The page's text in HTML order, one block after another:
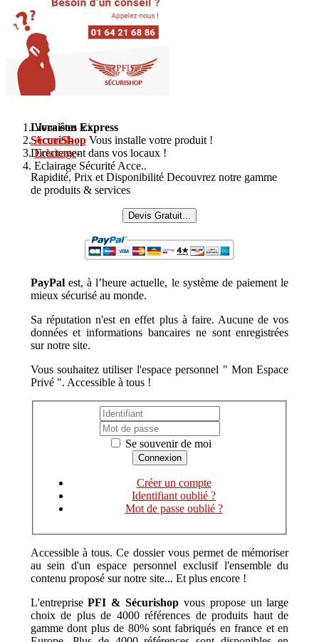
Vous êtes ici :
Accueil-
Eclairage-
Eclairage Sécurité Acce..
Livraison Express
SécuriShopVous installe votre produit !
Directement dans vos locaux !
Rapidité, Prix et Disponibilité Decouvrez notre gamme
de produits & services
Devis Gratuit...
PayPalest, à l’heure actuelle, le système de paiement le
mieux sécurisé au monde.
Sa réputation n'est en effet plus à faire. Aucune de vos
données et informations bancaires ne sont enregistrées
sur notre site.
Vous souhaitez utiliser l'espace personnel " Mon Espace
Privé ". Accessible à tous !
Se souvenir de moi
Créer un compte
Identifiant oublié ?
Mot de passe oublié ?
Accessible à tous. Ce dossier vous permet de mémoriser
au sein d'un espace personnel exclusif l'ensemble du
contenu proposé sur notre site... Et plus encore !
L'entreprisePFI & Sécurishop vous propose un large
choix de plus de 4000 références de produits haut de
gamme dont plus de 80% sont fabriqués en france et en